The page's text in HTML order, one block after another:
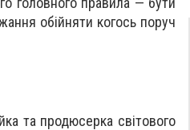
обійняти когось поруч
та продюсерка світового